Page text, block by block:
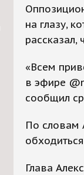
на глазу,
рассказал,
«Всем
в эфире
сообщил
По словам
Глава